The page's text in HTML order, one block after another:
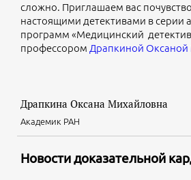
сложно. Приглашаем вас
настоящими детективами в серии
программ «Медицинский
профессором Драпкиной
Драпкина Оксана Михайловна
Академик РАН
Новости доказательной